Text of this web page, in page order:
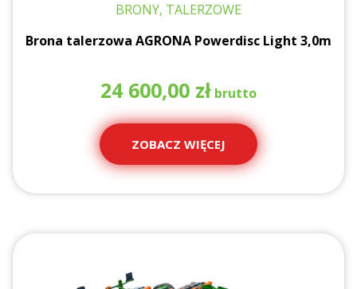
BRONY, TALERZOWE
Brona talerzowa AGRONA Powerdisc Light 3,0m
24 600,00 zł
ZOBACZ WIĘCEJ